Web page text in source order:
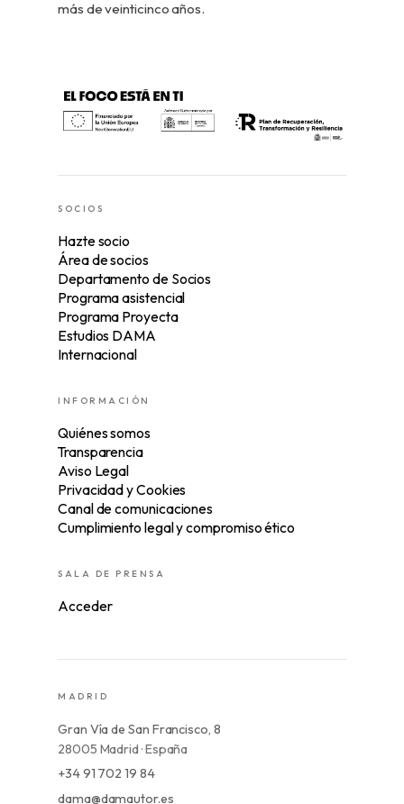
más de veinticinco años.
SOCIOS
Hazte socio
Área de socios
Departamento de Socios
Programa asistencial
Programa Proyecta
Estudios DAMA
Internacional
INFORMACIÓN
Quiénes somos
Transparencia
Aviso Legal
Privacidad y Cookies
Canal de comunicaciones
Cumplimiento legal y compromiso ético
SALA DE PRENSA
Acceder
MADRID
Gran Vía de San Francisco, 8
28005 Madrid · España
+34 91 702 19 84
dama@damautor.es